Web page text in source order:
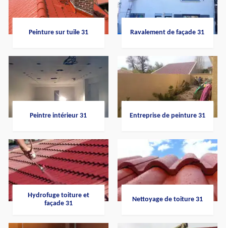
Peinture sur tuile 31 Ravalement de façade 31
Peintre intérieur 31 Entreprise de peinture 31
Hydrofuge toiture et
façade 31
Nettoyage de toiture 31